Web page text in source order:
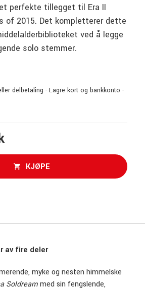
perfekte tillegget til Era II
of 2015. Det kompletterer dette
ved å legge
solo stemmer.
delbetaling - Lagre kort og bankkonto -
KJØPE
av fire deler
myke og nesten himmelske
Soldreammed sin fengslende,